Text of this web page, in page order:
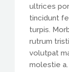
ultrices
tincidunt
turpis.
rutrum
volutpat
molestie